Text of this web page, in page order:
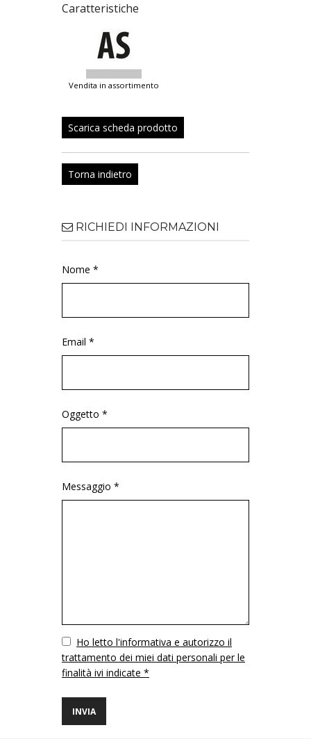
Caratteristiche
vendita in assortimento
Scarica scheda prodotto
Torna indietro
RICHIEDI INFORMAZIONI
Nome *
Email *
Oggetto *
Messaggio *
VuotoHo letto l'informativa e autorizzo il
trattamento dei miei dati personali per le
finalità ivi indicate *